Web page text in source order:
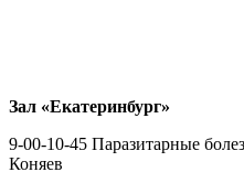
Зал «Екатеринбург»
9-00-10-45 Паразитарные
Коняев